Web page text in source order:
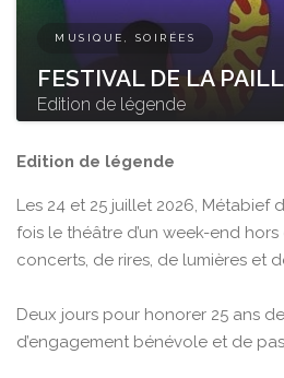
MUSIQUE, SOIRÉES
FESTIVAL DE LA
Edition de légende
Edition de légende
Les 24 et 25 juillet 2026, Métabief
fois le théâtre d’un week-end
concerts, de rires, de lumières et
Deux jours pour honorer 25 ans
d’engagement bénévole et de